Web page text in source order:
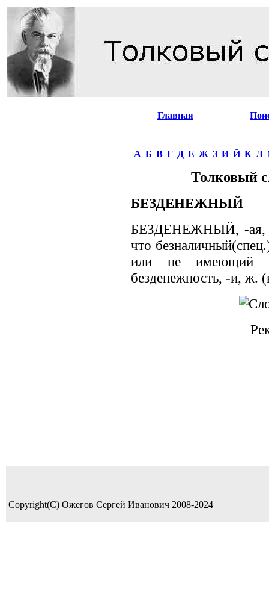
Главная
А Б В Г Д Е Ж З И Й К Л
Толковый
БЕЗДЕНЕЖНЫЙ
БЕЗДЕНЕЖНЫЙ, -ая,
что
или не имеющий
безденежность, -и, ж.
Copyright(C) Ожегов Сергей Иванович 2008-2024